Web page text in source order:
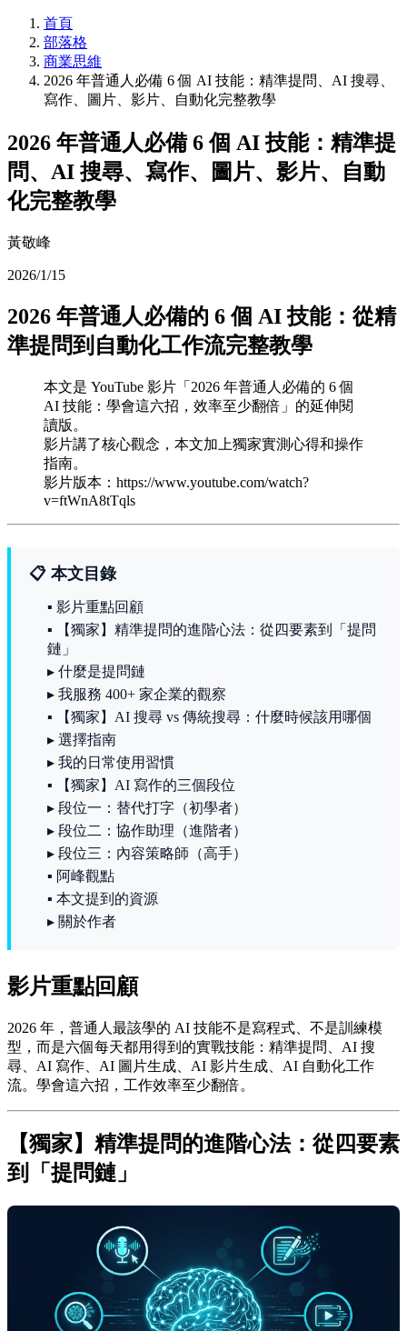
首頁
部落格
商業思維
2026 年普通人必備 6 個 AI 技能：精準提問、AI 搜尋、
寫作、圖片、影片、自動化完整教學
2026 年普通人必備 6 個 AI 技能：精準提
問、AI 搜尋、寫作、圖片、影片、自動
化完整教學
黃敬峰
2026/1/15
2026 年普通人必備的 6 個 AI 技能：從精
準提問到自動化工作流完整教學
本文是 YouTube 影片「2026 年普通人必備的 6 個
AI 技能：學會這六招，效率至少翻倍」的延伸閱
讀版。
影片講了核心觀念，本文加上獨家實測心得和操作
指南。
影片版本：https://www.youtube.com/watch?
v=ftWnA8tTqls
📋 本文目錄
▪ 影片重點回顧
▪ 【獨家】精準提問的進階心法：從四要素到「提問
鏈」
▸ 什麼是提問鏈
▸ 我服務 400+ 家企業的觀察
▪ 【獨家】AI 搜尋 vs 傳統搜尋：什麼時候該用哪個
▸ 選擇指南
▸ 我的日常使用習慣
▪ 【獨家】AI 寫作的三個段位
▸ 段位一：替代打字（初學者）
▸ 段位二：協作助理（進階者）
▸ 段位三：內容策略師（高手）
▪ 阿峰觀點
▪ 本文提到的資源
▸ 關於作者
影片重點回顧
2026 年，普通人最該學的 AI 技能不是寫程式、不是訓練模
型，而是六個每天都用得到的實戰技能：精準提問、AI 搜
尋、AI 寫作、AI 圖片生成、AI 影片生成、AI 自動化工作
流。學會這六招，工作效率至少翻倍。
【獨家】精準提問的進階心法：從四要素
到「提問鏈」